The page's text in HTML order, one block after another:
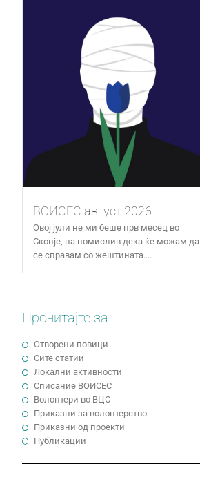
ВОИСЕС август 2026
Овој јули не ми беше прв месец во
Скопје, па помислив дека ќе можам да
се справам со жештината....
Прочитајте за...
Отворени повици
Сите статии
Локални активности
Cписание ВОИСЕС
Волонтери во ВЦС
Приказни за волонтерство
Приказни од проекти
Публикации